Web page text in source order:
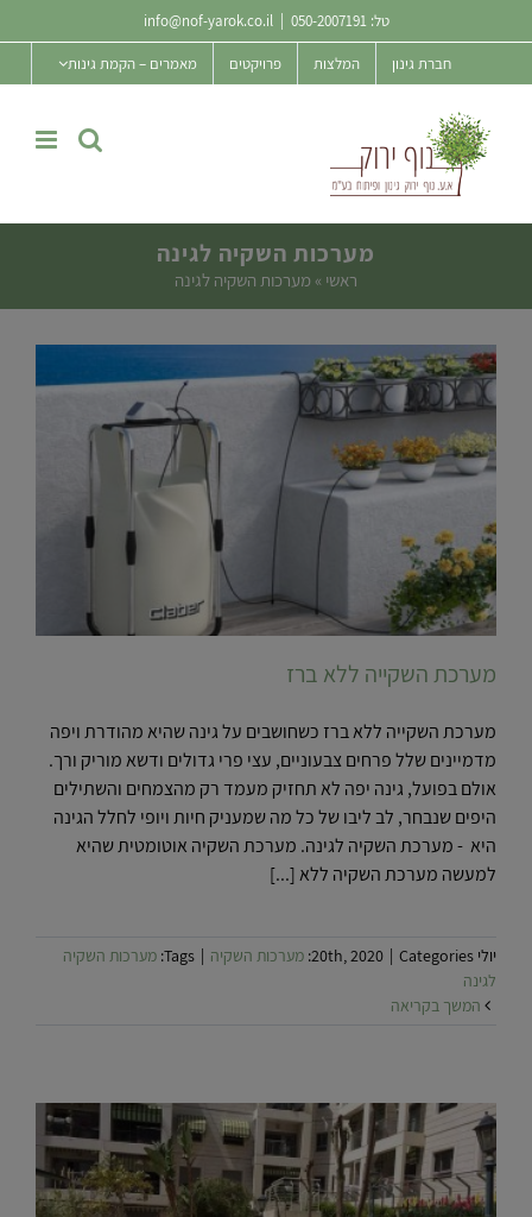
to
טל:050-2007191
info@nof-yarok.co.il
חברת גינון המלצות פרויקטים מאמרים – הקמת גינות
מערכות השקיה לגינה
ראשי » מערכות השקיה לגינה
מערכת השקייה ללא ברז
מערכת השקייה ללא ברז כשחושבים על גינה שהיא מהודרת ויפה
מדמיינים שלל פרחים צבעוניים, עצי פרי גדולים ודשא מוריק ורך.
אולם בפועל, גינה יפה לא תחזיק מעמד רק מהצמחים והשתילים
היפים שנבחר, לב ליבו של כל מה שמעניק חיות ויופי לחלל הגינה
היא - מערכת השקיה לגינה. מערכת השקיה אוטומטית שהיא
למעשה מערכת השקיה ללא [...]
יולי 20th, 2020 | Categories: מערכות השקיה |
Tags: מערכות השקיה
לגינה
המשך בקריאה